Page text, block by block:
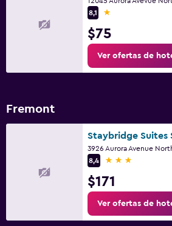
Ideal para familias
Cuna/cama nido disponibles
8,1
1 estrella
$75
Ver ofertas de
Fremont
8,4
3 estrellas
$171
Ver ofertas de